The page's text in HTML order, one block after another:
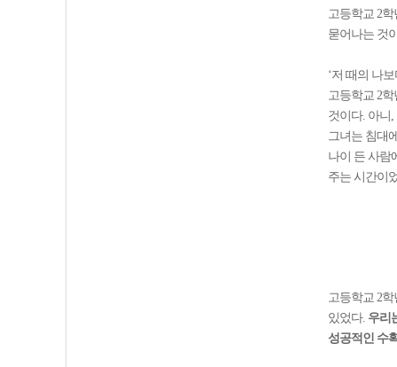
고등학교 2
묻어나는 것
‘저 때의 나
고등학교 2
것이다. 아니
그녀는 침대
나이 든 사람
주는 시간이
고등학교 2
있었다. 우리
성공적인 수